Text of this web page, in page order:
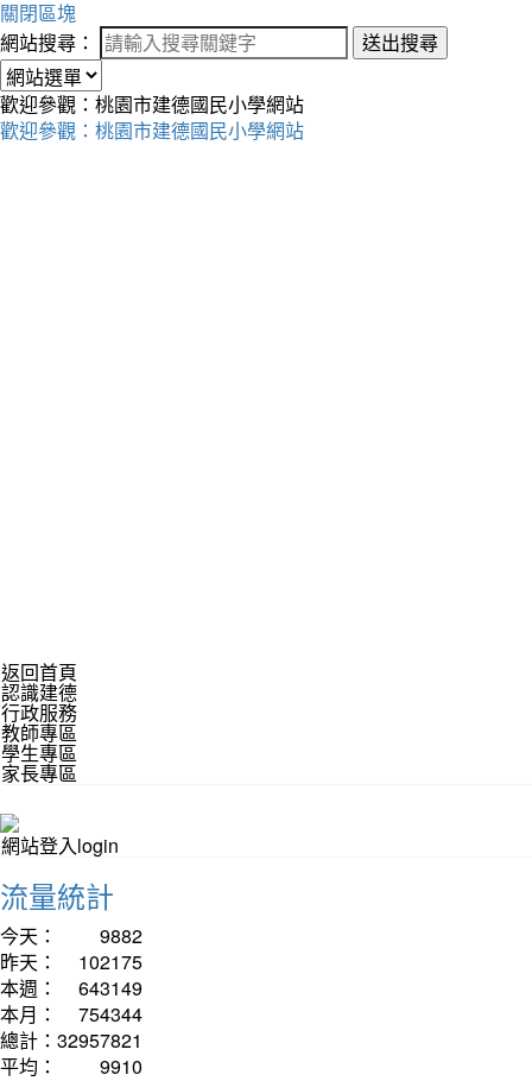
關閉區塊
網站搜尋：
送出搜尋
歡迎參觀：桃園市建德國民小學網站
歡迎參觀：桃園市建德國民小學網站
返回首頁
認識建德
行政服務
教師專區
學生專區
家長專區
網站登入login
流量統計
今天：
9882
昨天：
102175
本週：
643149
本月：
754344
總計： 32957821
平均：
9910